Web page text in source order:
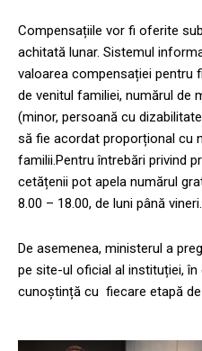
Compensațiile vor fi oferite
achitată lunar. Sistemul
valoarea compensației pentru
de venitul familiei, numărul de
(minor, persoană cu
să fie acordat proporțional cu
familii.Pentru întrebări privind
cetățenii pot apela numărul
8.00 – 18.00, de luni până vineri.
De asemenea, ministerul a
pe site-ul oficial al instituției,
cunoștință cu fiecare etapă